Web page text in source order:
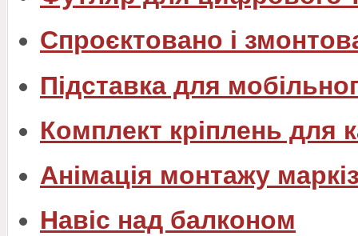
Спроєктовано і
Підставка для
Комплект кріплень для
Анімація монтажу
Навіс над балконом